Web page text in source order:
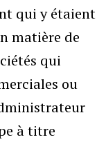
qui y étaient
matière de
qui
ou
à titre